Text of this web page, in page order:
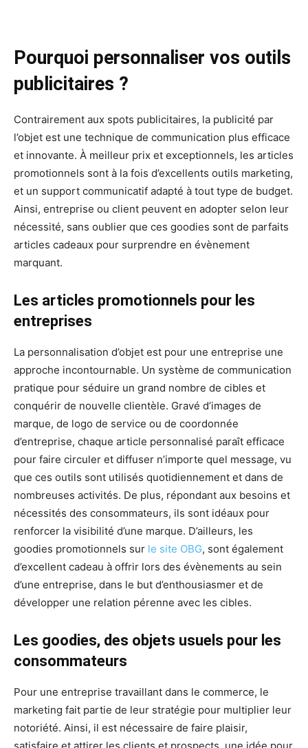
Pourquoi personnaliser vos outils
publicitaires ?
Contrairement aux spots publicitaires, la publicité par
l’objet est une technique de communication plus efficace
et innovante. À meilleur prix et exceptionnels, les articles
promotionnels sont à la fois d’excellents outils marketing,
et un support communicatif adapté à tout type de budget.
Ainsi, entreprise ou client peuvent en adopter selon leur
nécessité, sans oublier que ces goodies sont de parfaits
articles cadeaux pour surprendre en évènement
marquant.
Les articles promotionnels pour les
entreprises
La personnalisation d’objet est pour une entreprise une
approche incontournable. Un système de communication
pratique pour séduire un grand nombre de cibles et
conquérir de nouvelle clientèle. Gravé d’images de
marque, de logo de service ou de coordonnée
d’entreprise, chaque article personnalisé paraît efficace
pour faire circuler et diffuser n’importe quel message, vu
que ces outils sont utilisés quotidiennement et dans de
nombreuses activités. De plus, répondant aux besoins et
nécessités des consommateurs, ils sont idéaux pour
renforcer la visibilité d’une marque. D’ailleurs, les
goodies promotionnels sur le site OBG, sont également
d’excellent cadeau à offrir lors des évènements au sein
d’une entreprise, dans le but d’enthousiasmer et de
développer une relation pérenne avec les cibles.
Les goodies, des objets usuels pour les
consommateurs
Pour une entreprise travaillant dans le commerce, le
marketing fait partie de leur stratégie pour multiplier leur
notoriété. Ainsi, il est nécessaire de faire plaisir,